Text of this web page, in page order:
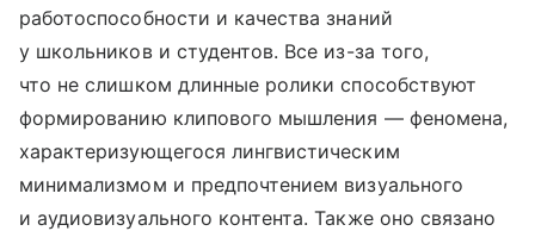
работоспособности и качества знаний
у школьников и студентов. Все из-за того,
что не слишком длинные ролики способствуют
формированию клипового мышления — феномена,
характеризующегося лингвистическим
минимализмом и предпочтением визуального
и аудиовизуального контента. Также оно связано